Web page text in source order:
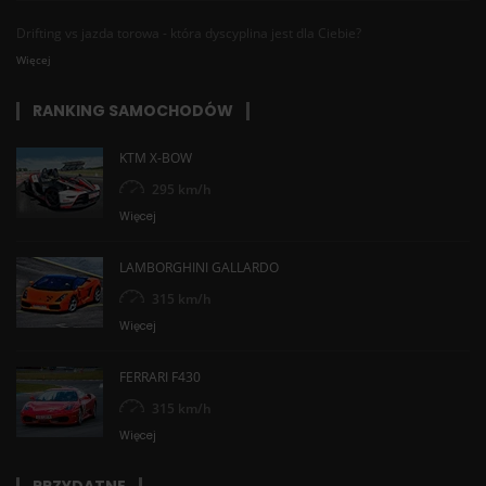
Drifting vs jazda torowa - która dyscyplina jest dla Ciebie?
Więcej
RANKING SAMOCHODÓW
KTM X-BOW
295 km/h
Więcej
LAMBORGHINI GALLARDO
315 km/h
Więcej
FERRARI F430
315 km/h
Więcej